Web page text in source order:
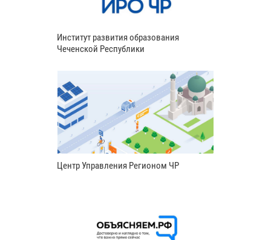
Институт развития образования
Чеченской Республики
Центр Управления Регионом ЧР